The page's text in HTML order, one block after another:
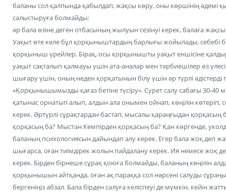
баланы сол қалпында қабылдап, жақсы көру, оны көршінің әдемі
салыстыруға болмайды;
әр бала өзіне деген отбасының жылуын сезінуі керек, балаға жақсы
Уақыт өте келе бұл қорқыныштардың барлығы жойылады, себебі
қорқыныш үрейлер. Бірақ, осы қорқынышты уақыт еншісіне
уақыт сақталып қалмауы үшін ата-аналар мен тәрбиешілер өз
шығару үшін, оның неден қорқатынын білу үшін әр түрлі
«Қорқынышымызды қағаз бетіне түсіру». Сурет салу сабағы 30-
қатынас орнатып алып, алдын ала онымен ойнап, көңілін
керек. Әртүрлі сұрақтардан бастап, мысалы қараңғыдан
қорқасың ба? Мыстан Кемпірден қорқасың ба? Қан көргенде,
баланың психологиясын дайындап алу керек. Егер бала жоқ деп
шығарса, оған тиімдірек жолын пайдалану керек. Ия немесе жоқ
керек. Бірден бірнеше сұрақ қоюға болмайды, баланың көңілін
қорқынышын айтқанда, оған ақ параққа сол нәрсені салуды
бергеніңіз абзал. Бала бірден салуға келіспеуі де мүмкін, кейін